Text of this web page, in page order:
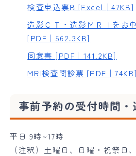
検査申込票B [Excel｜47KB]
造影ＣＴ・造影ＭＲＩをお
[PDF｜562.3KB]
同意書 [PDF｜141.2KB]
MRI検査問診票 [PDF｜74KB]
事前予約の受付時間
平日 9時~17時
（注釈）土曜日、日曜・祝祭日